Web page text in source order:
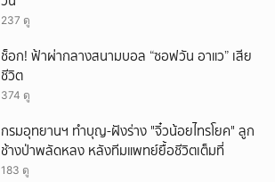
237 ดู
ช็อก! ฟ้าผ่ากลางสนามบอล “ซอฟวัน อาแว” เสีย
ชีวิต
374 ดู
กรมอุทยานฯ ทำบุญ-ฝังร่าง "จิ๋วน้อยไทรโยค" ลูก
ช้างป่าพลัดหลง หลังทีมแพทย์ยื้อชีวิตเต็มที่
183 ดู